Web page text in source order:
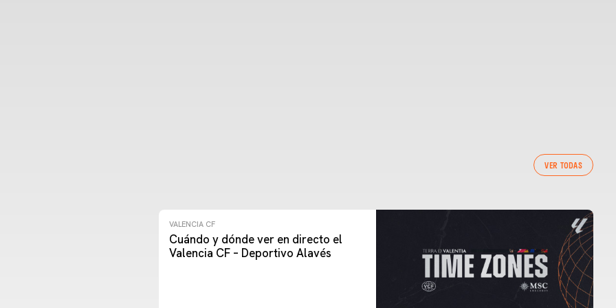
VER TODAS
VALENCIA CF
Cuándo y dónde ver en directo el
Valencia CF – Deportivo Alavés